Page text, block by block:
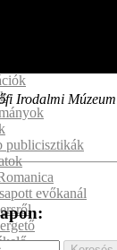
publicisztikák
evőkanál
Irodalmi Múzeum